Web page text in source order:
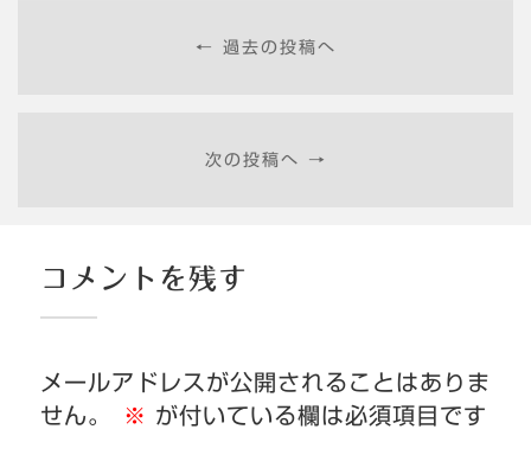
← 過去の投稿へ
次の投稿へ →
コメントを残す
メールアドレスが公開されることはありま
せん。
※ が付いている欄は必須項目です